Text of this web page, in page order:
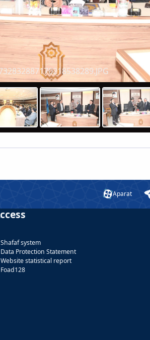
Aparat
Shafaf system
Data Protection Statement
Website statistical report
Foad128